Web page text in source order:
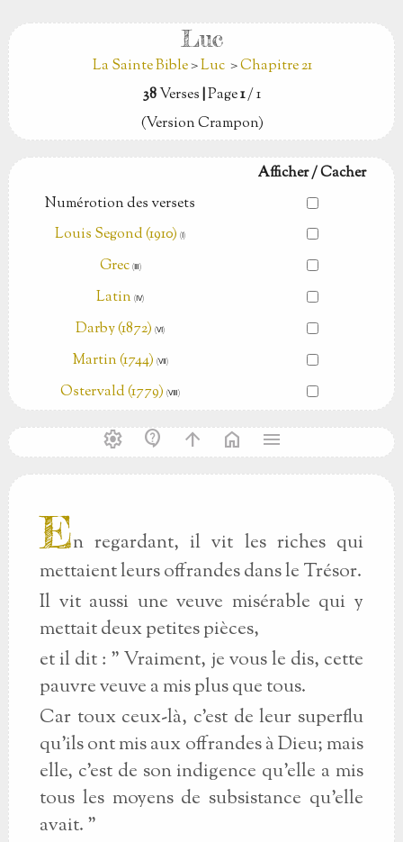
Luc
La Sainte Bible>Luc>Chapitre 21
38Verses|Page1/ 1
(Version Crampon)
Afficher / Cacher
Numérotion des versets
Louis Segond (1910) (Ⅰ)
Grec (Ⅲ)
Latin (Ⅳ)
Darby (1872) (Ⅵ)
Martin (1744) (Ⅶ)
Ostervald (1779) (Ⅷ)
settings contact_support arrow_upward home menu
En regardant, il vit les riches qui
mettaient leurs offrandes dans le Trésor.
Il vit aussi une veuve misérable qui y
mettait deux petites pièces,
et il dit : " Vraiment, je vous le dis, cette
pauvre veuve a mis plus que tous.
Car toux ceux-là, c'est de leur superflu
qu'ils ont mis aux offrandes à Dieu; mais
elle, c'est de son indigence qu'elle a mis
tous les moyens de subsistance qu'elle
avait. "